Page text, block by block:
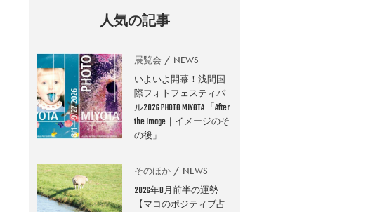
人気の記事
展覧会 NEWS
いよいよ開幕！浅間国
際フォトフェスティバ
ル2026 PHOTO MIYOTA 「After
the Image｜イメージのそ
の後」
そのほか NEWS
2026年8月前半の運勢
【マコのポジティブ占